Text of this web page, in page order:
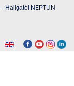
- Hallgatói NEPTUN -